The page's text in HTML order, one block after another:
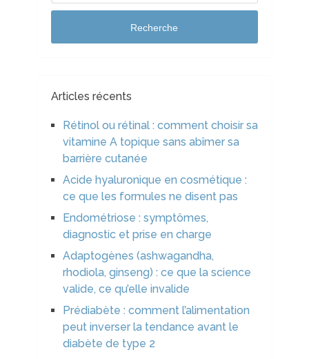
Recherche
Articles récents
Rétinol ou rétinal : comment choisir sa
vitamine A topique sans abîmer sa
barrière cutanée
Acide hyaluronique en cosmétique :
ce que les formules ne disent pas
Endométriose : symptômes,
diagnostic et prise en charge
Adaptogènes (ashwagandha,
rhodiola, ginseng) : ce que la science
valide, ce qu’elle invalide
Prédiabète : comment l’alimentation
peut inverser la tendance avant le
diabète de type 2